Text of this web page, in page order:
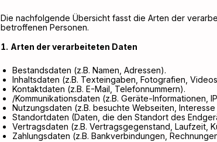
Die nachfolgende Übersicht fasst die Arten der
betroffenen Personen.
Arten der verarbeiteten Daten
Bestandsdaten (z.B. Namen, Adressen).
Inhaltsdaten (z.B. Texteingaben, Fotografien,
Kontaktdaten (z.B. E-Mail, Telefonnummern).
/Kommunikationsdaten (z.B. Geräte-Informationen,
Nutzungsdaten (z.B. besuchte Webseiten,
Standortdaten (Daten, die den Standort des
Vertragsdaten (z.B. Vertragsgegenstand, Laufzeit,
Zahlungsdaten (z.B. Bankverbindungen,